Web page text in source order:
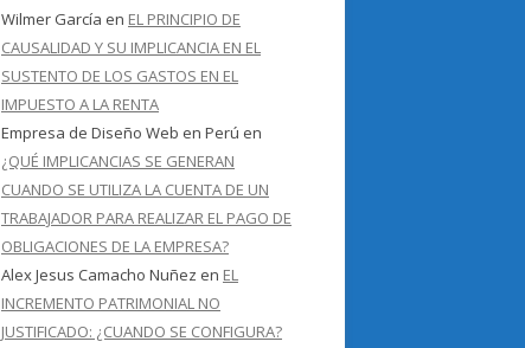
Wilmer García en EL PRINCIPIO DE
CAUSALIDAD Y SU IMPLICANCIA EN EL
SUSTENTO DE LOS GASTOS EN EL
IMPUESTO A LA RENTA
Empresa de Diseño Web en Perú en
¿QUÉ IMPLICANCIAS SE GENERAN
CUANDO SE UTILIZA LA CUENTA DE UN
TRABAJADOR PARA REALIZAR EL PAGO DE
OBLIGACIONES DE LA EMPRESA?
Alex Jesus Camacho Nuñez en EL
INCREMENTO PATRIMONIAL NO
JUSTIFICADO: ¿CUANDO SE CONFIGURA?